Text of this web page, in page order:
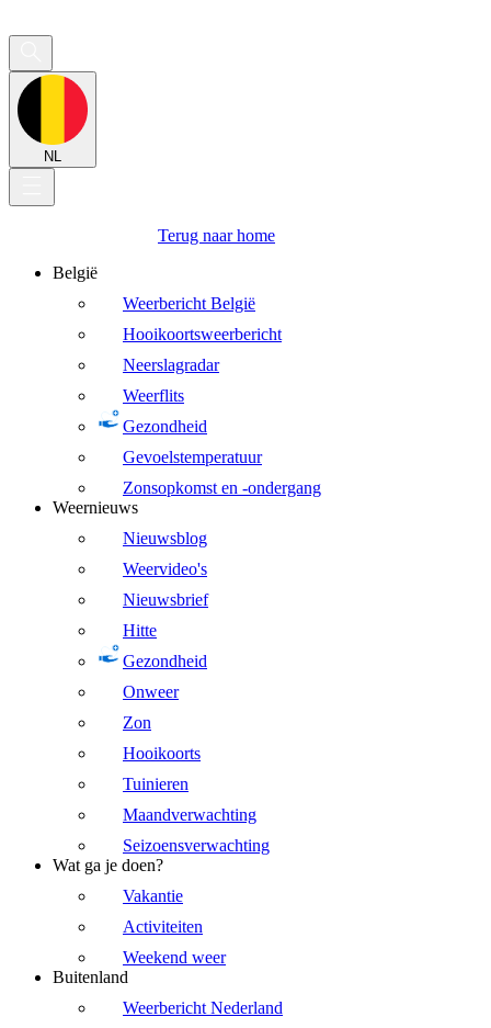
NL
Terug naar home
België
Weerbericht België
Hooikoortsweerbericht
Neerslagradar
Weerflits
Gezondheid
Gevoelstemperatuur
Zonsopkomst en -ondergang
Weernieuws
Nieuwsblog
Weervideo's
Nieuwsbrief
Hitte
Gezondheid
Onweer
Zon
Hooikoorts
Tuinieren
Maandverwachting
Seizoensverwachting
Wat ga je doen?
Vakantie
Activiteiten
Weekend weer
Buitenland
Weerbericht Nederland